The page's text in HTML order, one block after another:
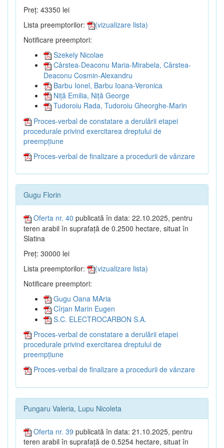
Preț: 43350 lei
Lista preemptorilor:
(vizualizare lista)
Notificare preemptori:
Szekely Nicolae
Cârstea-Deaconu Maria-Mirabela, Cârstea-
Deaconu Cosmin-Alexandru
Barbu Ionel, Barbu Ioana-Veronica
Niță Emilia, Niță George
Tudoroiu Rada, Tudoroiu Gheorghe-Marin
Proces-verbal de constatare a derulării etapei
procedurale privind exercitarea dreptului de
preempțiune
Proces-verbal de finalizare a procedurii de vânzare
Gugu Florin
Oferta nr. 40 publicată în data: 22.10.2025, pentru
teren arabil în suprafață de 0.2500 hectare, situat în
Slatina
Preț: 30000 lei
Lista preemptorilor:
(vizualizare lista)
Notificare preemptori:
Gugu Oana MAria
Cîrjan Marin Eugen
S.C. ELECTROCARBON S.A.
Proces-verbal de constatare a derulării etapei
procedurale privind exercitarea dreptului de
preempțiune
Proces-verbal de finalizare a procedurii de vânzare
Pungaru Valeria, Lupu Nicoleta
Oferta nr. 39 publicată în data: 21.10.2025, pentru
teren arabil în suprafață de 0.5254 hectare, situat în